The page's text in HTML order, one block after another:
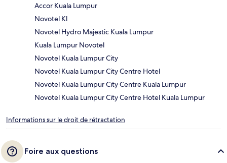
Accor Kuala Lumpur
Novotel Kl
Novotel Hydro Majestic Kuala Lumpur
Kuala Lumpur Novotel
Novotel Kuala Lumpur City
Novotel Kuala Lumpur City Centre Hotel
Novotel Kuala Lumpur City Centre Kuala Lumpur
Novotel Kuala Lumpur City Centre Hotel Kuala Lumpur
Informations sur le droit de rétractation
Foire aux questions